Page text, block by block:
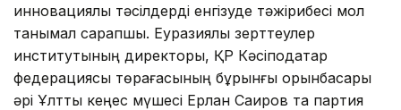
инновациялық тәсілдерді енгізуде тәжірибесі мол
танымал сарапшы. Еуразиялық зерттеулер
институтының директоры, ҚР Кәсіподақтар
федерациясы төрағасының бұрынғы орынбасары
әрі Ұлттық кеңес мүшесі Ерлан Саиров та партия